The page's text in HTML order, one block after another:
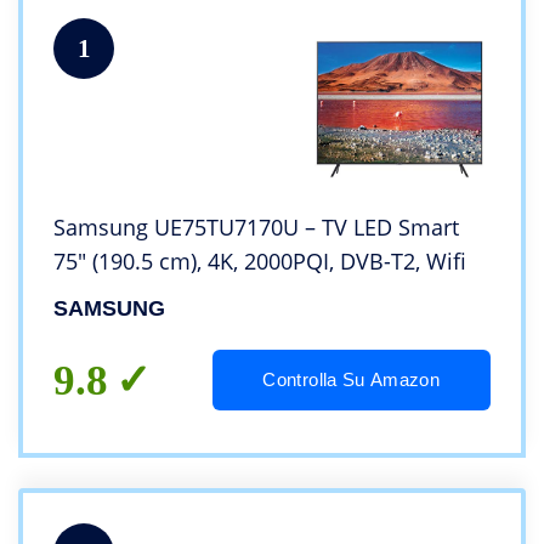
1
Samsung UE75TU7170U – TV LED Smart
75″ (190.5 cm), 4K, 2000PQI, DVB-T2, Wifi
SAMSUNG
9.8 Controlla Su Amazon